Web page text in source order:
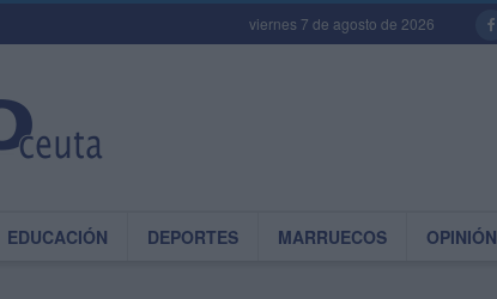
viernes 7 de agosto de 2026
EDUCACIÓN DEPORTES MARRUECOS OPINIÓN